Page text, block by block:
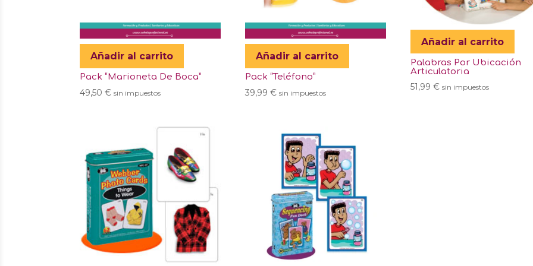
Añadir al carrito
Pack “Marioneta De Boca”
49,50€ sin impuestos
Añadir al carrito
Pack “Teléfono”
39,99€ sin impuestos
Añadir al carrito
Palabras Por Ubicación
Articulatoria
51,99€ sin impuestos